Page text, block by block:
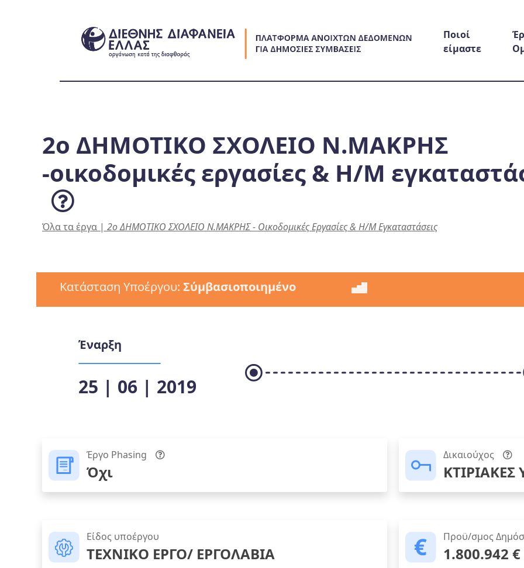
Ποιοί
είμαστε
2ο ΔΗΜΟΤΙΚΟ ΣΧΟΛΕΙΟ Ν.ΜΑΚΡΗΣ
-οικοδομικές εργασίες & Η/Μ
Όλα τα έργα | 2ο ΔΗΜΟΤΙΚΟ ΣΧΟΛΕΙΟ Ν.ΜΑΚΡΗΣ - Οικοδομικές Εργασίες & Η/Μ Εγκαταστάσεις
Κατάσταση Υποέργου: Σύμβασιοποιημένο
Έναρξη
25 | 06 | 2019
Έργο Phasing
Όχι
Δικαιούχος
Είδος υποέργου
ΤΕΧΝΙΚΟ ΕΡΓΟ/ ΕΡΓΟΛΑΒΙΑ
Προϋ/σμος
1.800.942 €